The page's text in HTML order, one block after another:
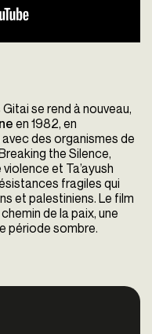
Gitai se rend à nouveau,
en 1982, en
des organismes de
the Silence,
et Ta’ayush
fragiles qui
et palestiniens. Le film
de la paix, une
période sombre.